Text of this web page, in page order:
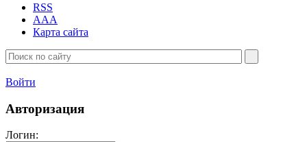
RSS
AAA
Карта сайта
Войти
Авторизация
Логин: